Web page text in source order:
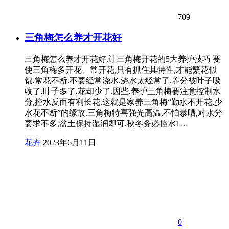
709
三角梅怎么养才开花好
三角梅怎么养才开花好,让三角梅开花的5大养护技巧 要
使三角梅多开花、常开花,只有抓住其特性,才能繁花似
锦,常花不断.不要经常浇水,浇水太经常了,养分被叶子吸
收了,叶子多了,花却少了.因些,养护三角梅要注意控制水
分,控水反而有利长花.这就是家养三角梅“勤水不开花,少
水花不断”的缘故.三角梅特喜强光高温,不怕暴晒,对水分
要求不多,盆土保持湿润即可.秋冬务必控水1…
花卉 2023年6月11日
0